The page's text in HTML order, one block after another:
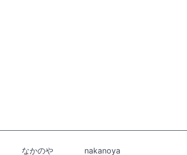
なかのや nakanoya